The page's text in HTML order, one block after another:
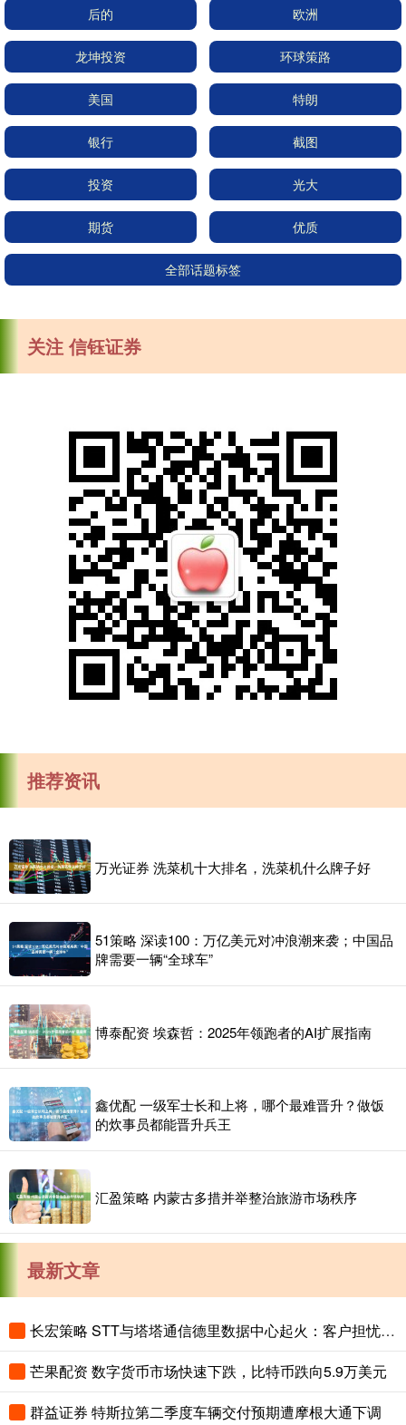
后的 欧洲
龙坤投资 环球策路
美国 特朗
银行 截图
投资 光大
期货 优质
全部话题标签
关注 信钰证券
推荐资讯
万光证券 洗菜机十大排名，洗菜机什么牌子好
51策略 深读100：万亿美元对冲浪潮来袭；中国品
牌需要一辆“全球车”
博泰配资 埃森哲：2025年领跑者的AI扩展指南
鑫优配 一级军士长和上将，哪个最难晋升？做饭
的炊事员都能晋升兵王
汇盈策略 内蒙古多措并举整治旅游市场秩序
最新文章
长宏策略 STT与塔塔通信德里数据中心起火：客户担忧数十年数据丢失，谷歌云受波及
芒果配资 数字货币市场快速下跌，比特币跌向5.9万美元
群益证券 特斯拉第二季度车辆交付预期遭摩根大通下调